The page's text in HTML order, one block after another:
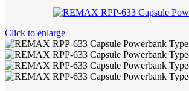
Click to enlarge